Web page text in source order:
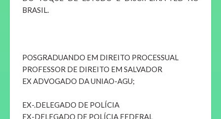
BRASIL.
POSGRADUANDO EM DIREITO PROCESSUAL
PROFESSOR DE DIREITO EM SALVADOR
EX ADVOGADO DA UNIAO-AGU;
EX-.DELEGADO DE POLÍCIA
EX-DELEGADO DE POLÍCIA FEDERAL